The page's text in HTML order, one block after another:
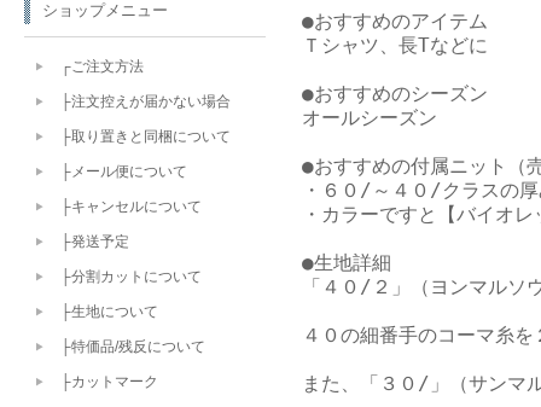
●おすすめのアイテム
Ｔシャツ、長Tなどに
●おすすめのシーズン
オールシーズン
●おすすめの付属ニット（
・６０/～４０/クラスの
・カラーですと【バイオ
●生地詳細
「４０/２」（ヨンマルソ
４０の細番手のコーマ糸
また、「３０/」（サンマ
ショップメニュー
┌ご注文方法
├注文控えが届かない場合
├取り置きと同梱について
├メール便について
├キャンセルについて
├発送予定
├分割カットについて
├生地について
├特価品/残反について
├カットマーク